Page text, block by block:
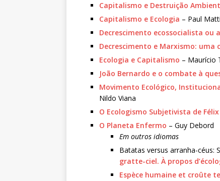
Capitalismo e Destruição
Capitalismo e Ecologia – Paul
Decrescimento ecossocialista ou
Decrescimento e Marxismo: uma
Ecologia e Capitalismo – Maurício
João Bernardo e o combate à
Movimento Ecológico,
Nildo Viana
O Ecologismo Subjetivista de
O Planeta Enfermo – Guy Debord
Em outros idiomas
Batatas versus arranha-céus:
gratte-ciel. À propos
Espèce humaine et croûte